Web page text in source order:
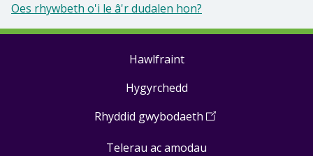
Oes rhywbeth o'i le â'r dudalen hon?
Hawlfraint
Hygyrchedd
Rhyddid gwybodaeth (Open
a
Telerau ac amodau